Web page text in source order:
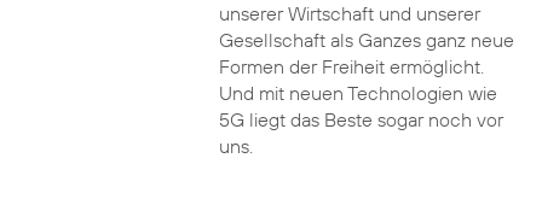
unserer Wirtschaft und unserer
Gesellschaft als Ganzes ganz neue
Formen der Freiheit ermöglicht.
Und mit neuen Technologien wie
5G liegt das Beste sogar noch vor
uns.